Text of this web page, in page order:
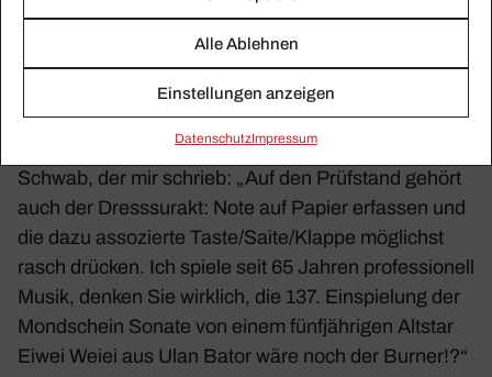
Alle Ablehnen
Einstellungen anzeigen
Daten­schutzImpressum
handelte es sich um „den größten Star der Klassik“.
Ich zitiere an dieser Stelle Mal einen Freund unseres
News­let­ters, den Gitar­risten und Kompo­nisten Sigi
Schwab, der mir schrieb: „Auf den Prüf­stand gehört
auch der Dress­surakt: Note auf Papier erfassen und
die dazu asso­zierte Taste/​Saite/​Klappe möglichst
rasch drücken. Ich spiele seit 65 Jahren profes­sio­nell
Musik, denken Sie wirk­lich, die 137. Einspie­lung der
Mond­schein Sonate von einem fünf­jäh­rigen Altstar
Eiwei Weiei aus Ulan Bator wäre noch der Burner!?“